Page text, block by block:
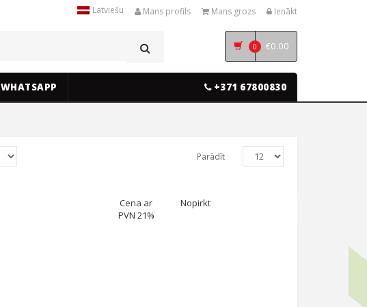
Latviešu Mans profils Mans grozs Ienākt
0 €0.00
WHATSAPP +371 67800830
Parādīt
Cena ar
PVN 21%
Nopirkt